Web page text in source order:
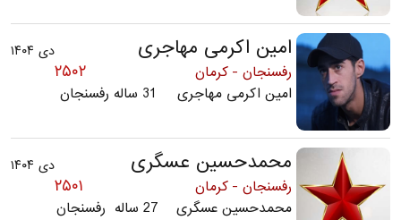
دی ۱۴۰۴ امین اکرمی مهاجری
۲۵۰۲
رفسنجان - کرمان
امین اکرمی مهاجری 31 ساله رفسنجان
دی ۱۴۰۴ محمدحسین عسگری
۲۵۰۱
رفسنجان - کرمان
محمدحسین عسگری 27 ساله رفسنجان